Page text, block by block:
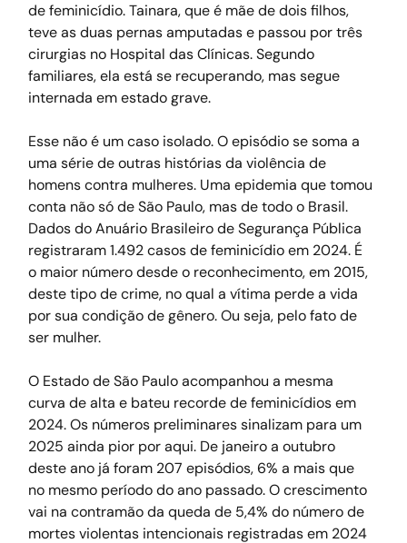
de feminicídio. Tainara, que é mãe de dois filhos,
teve as duas pernas amputadas e passou por três
cirurgias no Hospital das Clínicas. Segundo
familiares, ela está se recuperando, mas segue
internada em estado grave.
Esse não é um caso isolado. O episódio se soma a
uma série de outras histórias da violência de
homens contra mulheres. Uma epidemia que tomou
conta não só de São Paulo, mas de todo o Brasil.
Dados do Anuário Brasileiro de Segurança Pública
registraram 1.492 casos de feminicídio em 2024. É
o maior número desde o reconhecimento, em 2015,
deste tipo de crime, no qual a vítima perde a vida
por sua condição de gênero. Ou seja, pelo fato de
ser mulher.
O Estado de São Paulo acompanhou a mesma
curva de alta e bateu recorde de feminicídios em
2024. Os números preliminares sinalizam para um
2025 ainda pior por aqui. De janeiro a outubro
deste ano já foram 207 episódios, 6% a mais que
no mesmo período do ano passado. O crescimento
vai na contramão da queda de 5,4% do número de
mortes violentas intencionais registradas em 2024